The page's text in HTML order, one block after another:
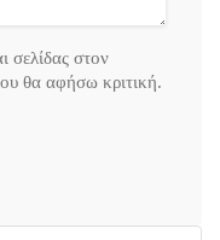
σελίδας στον
θα αφήσω κριτική.